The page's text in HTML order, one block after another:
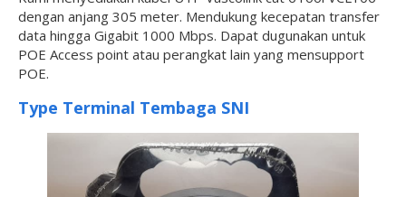
dengan anjang 305 meter. Mendukung kecepatan transfer
data hingga Gigabit 1000 Mbps. Dapat dugunakan untuk
POE Access point atau perangkat lain yang mensupport
POE.
Type Terminal Tembaga SNI